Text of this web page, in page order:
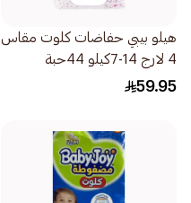
هيلو بيبي حفاضات كلوت مقاس
4 لارج 14-7كيلو 44حبة
59.95